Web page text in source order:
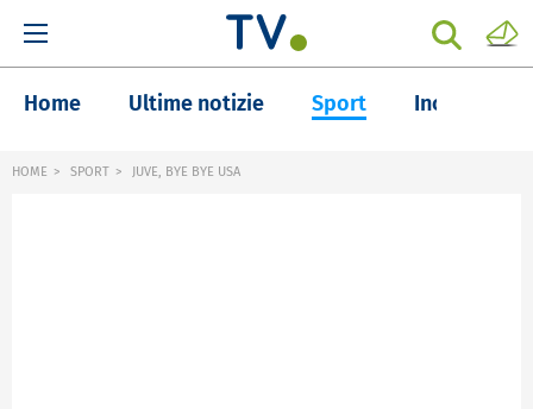
Home Ultime notizie Sport Inchieste
HOME SPORT JUVE, BYE BYE USA